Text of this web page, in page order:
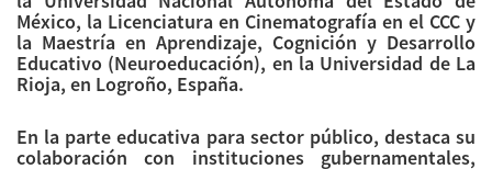
México, la Licenciatura en Cinematografía en el CCC y
la Maestría en Aprendizaje, Cognición y Desarrollo
Educativo (Neuroeducación), en la Universidad de La
Rioja, en Logroño, España.
En la parte educativa para sector público, destaca su
colaboración con instituciones gubernamentales,